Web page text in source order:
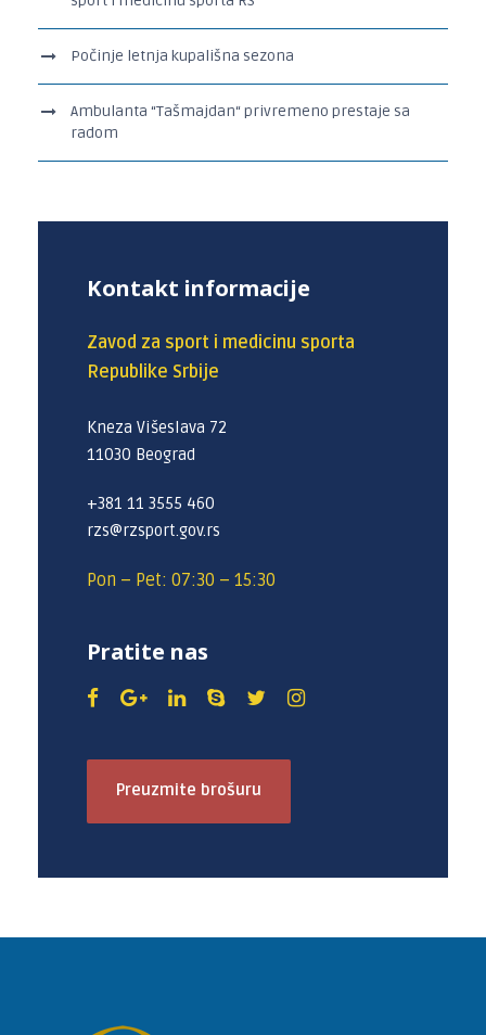
Počinje letnja kupališna sezona
Ambulanta “Tašmajdan“ privremeno prestaje sa
radom
Kontakt informacije
Zavod za sport i medicinu sporta
Republike Srbije
Kneza Višeslava 72
11030 Beograd
+381 11 3555 460
rzs@rzsport.gov.rs
Pon – Pet: 07:30 – 15:30
Pratite nas
Preuzmite brošuru